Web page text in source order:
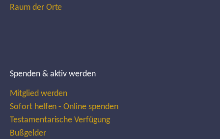
Raum der Orte
Spenden & aktiv werden
Mitglied werden
Sofort helfen - Online spenden
Testamentarische Verfügung
Bußgelder